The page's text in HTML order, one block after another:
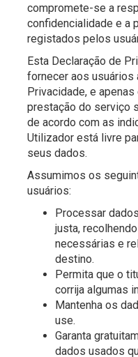
compromete-se a
confidencialidade e a
registados pelos
Esta Declaração de
fornecer aos usuários
Privacidade, e
prestação do serviço
de acordo com as
Utilizador está livre
seus dados.
Assumimos os
usuários:
Processar
justa,
necessárias e
destino.
Permita que o
corrija algumas
Mantenha os
use.
Garanta
dados usados